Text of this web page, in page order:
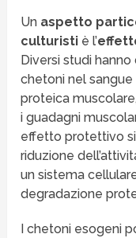
Un aspetto
culturisti è l’
Diversi studi
chetoni nel
proteica
i guadagni
effetto protettivo
riduzione
un sistema
degradazione
I chetoni esogeni